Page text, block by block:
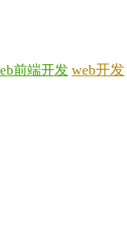
前端开发 web开发